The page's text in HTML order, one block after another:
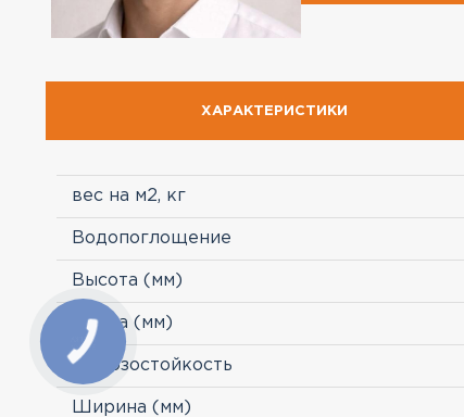
ХАРАКТЕРИСТИКИ
вес на м2, кг
Водопоглощение
Высота (мм)
Длина (мм)
Морозостойкость
Ширина (мм)